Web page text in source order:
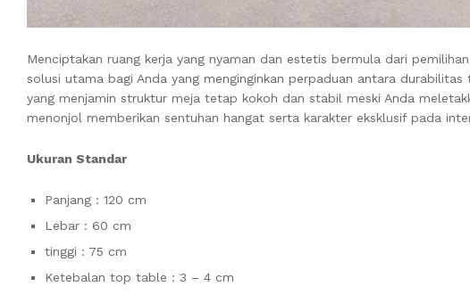
Menciptakan ruang kerja yang nyaman dan estetis bermula dari
solusi utama bagi Anda yang menginginkan perpaduan antara
yang menjamin struktur meja tetap kokoh dan stabil meski Anda
menonjol memberikan sentuhan hangat serta karakter eksklusif pada
Ukuran Standar
Panjang : 120 cm
Lebar : 60 cm
tinggi : 75 cm
Ketebalan top table : 3 – 4 cm